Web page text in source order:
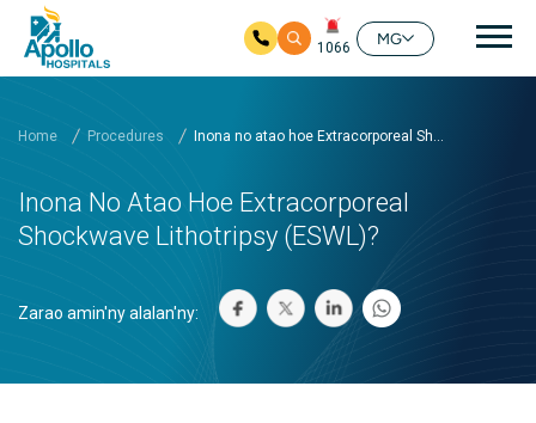
1066
MG
Home Procedures Inona no atao hoe Extracorporeal Sh...
Inona No Atao Hoe Extracorporeal
Shockwave Lithotripsy (ESWL)?
Zarao amin'ny alalan'ny: